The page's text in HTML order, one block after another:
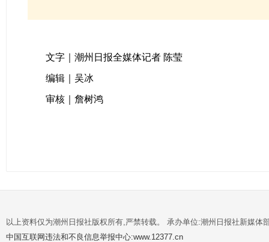
文字｜潮州日报全媒体记者 陈莹
编辑｜吴冰
审核｜詹树鸿
以上资料仅为潮州日报社版权所有,严禁转载。 承办单位:潮州日报社新媒体
中国互联网违法和不良信息举报中心:www.12377.cn